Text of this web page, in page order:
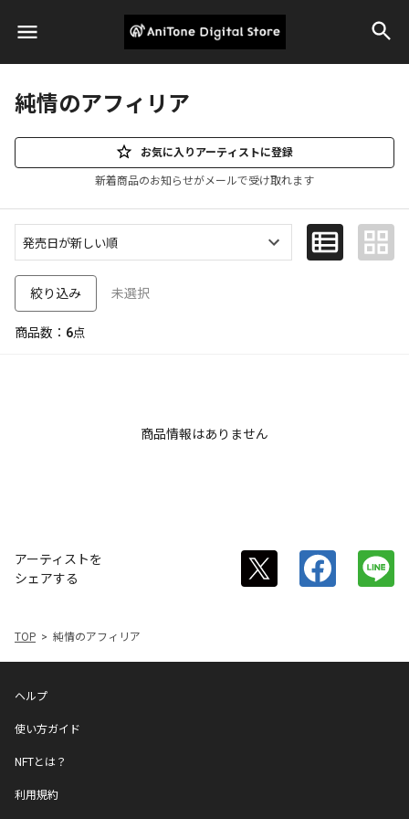
純情のアフィリア
お気に入りアーティストに登録
新着商品のお知らせがメールで受け取れます
絞り込み 未選択
商品数： 6点
商品情報はありません
アーティストを
シェアする
TOP 純情のアフィリア
ヘルプ
使い方ガイド
NFTとは？
利用規約